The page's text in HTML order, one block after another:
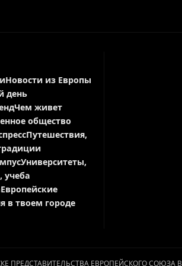
Новости из Европы
день
Чем живет
общество
Путешествия,
Университеты,
учеба
Европейские
в твоем городе
ПРЕДСТАВИТЕЛЬСТВА ЕВРОПЕЙСКОГО СОЮЗА В